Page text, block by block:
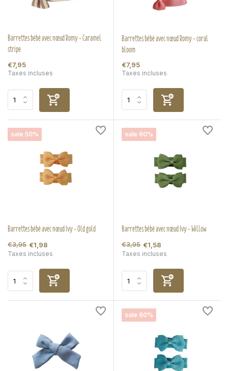
Barrettes bébé avec nœud Romy - Caramel
stripe
€7,95
Taxes incluses
Barrettes bébé avec nœud Romy - coral
bloom
€7,95
Taxes incluses
sale 50%
Barrettes bébé avec nœud Ivy - Old gold
€3,95 €1,98
Taxes incluses
sale 60%
Barrettes bébé avec nœud Ivy - Willow
€3,95 €1,58
Taxes incluses
sale 60%